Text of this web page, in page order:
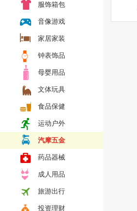
服饰箱包
音像游戏
家居家装
钟表饰品
母婴用品
文体玩具
食品保健
运动户外
汽摩五金
药品器械
成人用品
旅游出行
投资理财